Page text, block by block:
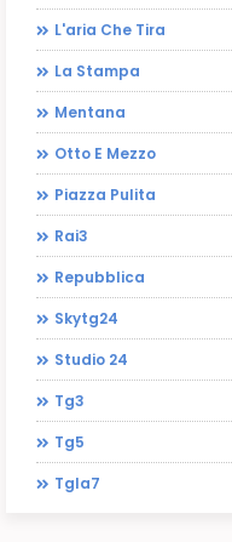
L'aria Che Tira
La Stampa
Mentana
Otto E Mezzo
Piazza Pulita
Rai3
Repubblica
Skytg24
Studio 24
Tg3
Tg5
Tgla7